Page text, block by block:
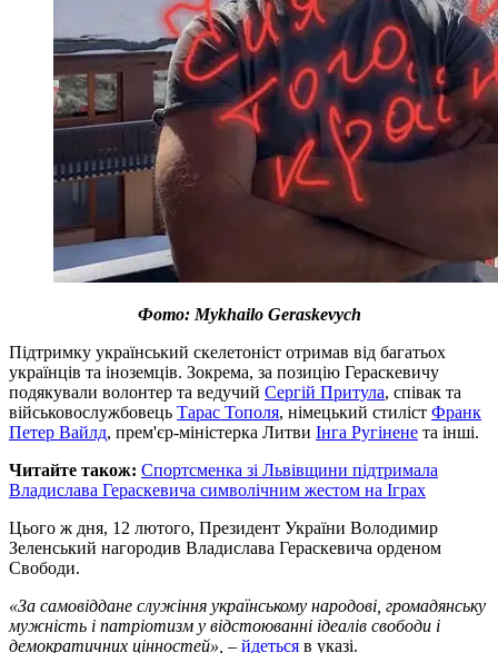
Фото: Mykhailo Geraskevych
Підтримку український скелетоніст отримав від багатьох
українців та іноземців. Зокрема, за позицію Гераскевичу
подякували волонтер та ведучий Сергій Притула, співак та
військовослужбовець Тарас Тополя, німецький стиліст Франк
Петер Вайлд, прем'єр-міністерка Литви Інга Ругінене та інші.
Читайте також: Спортсменка зі Львівщини підтримала
Владислава Гераскевича символічним жестом на Іграх
Цього ж дня, 12 лютого, Президент України Володимир
Зеленський нагородив Владислава Гераскевича орденом
Свободи.
«За самовіддане служіння українському народові, громадянську
мужність і патріотизм у відстоюванні ідеалів свободи і
демократичних цінностей», – йдеться в указі.